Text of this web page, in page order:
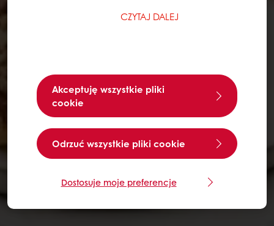
CZYTAJ DALEJ
Akceptuję wszystkie pliki
cookie
Odrzuć wszystkie pliki cookie
Dostosuje moje preferencje